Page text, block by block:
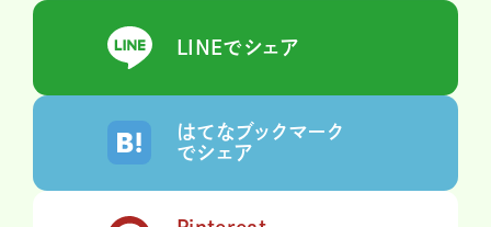
LINEでシェア
はてなブックマーク
でシェア